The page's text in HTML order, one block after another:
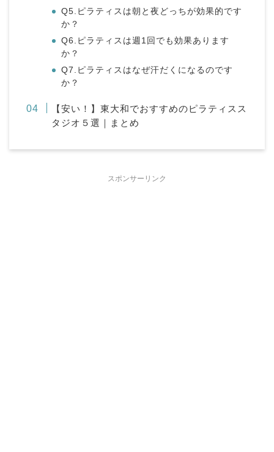
Q5.ピラティスは朝と夜どっちが効果的です
か？
Q6.ピラティスは週1回でも効果あります
か？
Q7.ピラティスはなぜ汗だくになるのです
か？
【安い！】東大和でおすすめのピラティスス
タジオ５選｜まとめ
スポンサーリンク